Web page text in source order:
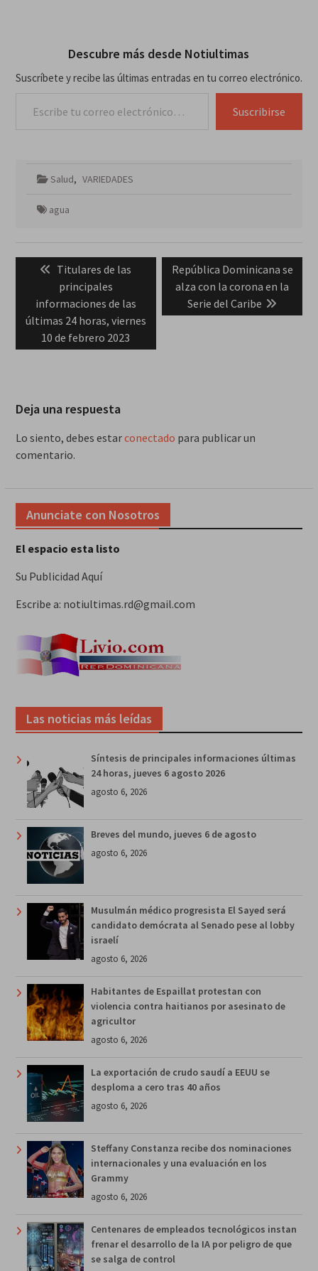
Descubre más desde Notiultimas
Suscríbete y recibe las últimas entradas en tu correo electrónico.
Suscribirse
Salud, VARIEDADES
agua
Navegación
entradas
Previous
post:
Titulares de las
principales
informaciones de las
últimas 24 horas, viernes
10 de febrero 2023
Next
post:
República Dominicana se
alza con la corona en la
Serie del Caribe
Deja una respuesta
Lo siento, debes estarconectado para publicar un
comentario.
Anunciate con Nosotros
El espacio esta listo
Su Publicidad Aquí
Escribe a: notiultimas.rd@gmail.com
Las noticias más leídas
Síntesis de principales informaciones últimas
24 horas, jueves 6 agosto 2026
agosto 6, 2026
Breves del mundo, jueves 6 de agosto
agosto 6, 2026
Musulmán médico progresista El Sayed será
candidato demócrata al Senado pese al lobby
israelí
agosto 6, 2026
Habitantes de Espaillat protestan con
violencia contra haitianos por asesinato de
agricultor
agosto 6, 2026
La exportación de crudo saudí a EEUU se
desploma a cero tras 40 años
agosto 6, 2026
Steffany Constanza recibe dos nominaciones
internacionales y una evaluación en los
Grammy
agosto 6, 2026
Centenares de empleados tecnológicos instan
frenar el desarrollo de la IA por peligro de que
se salga de control